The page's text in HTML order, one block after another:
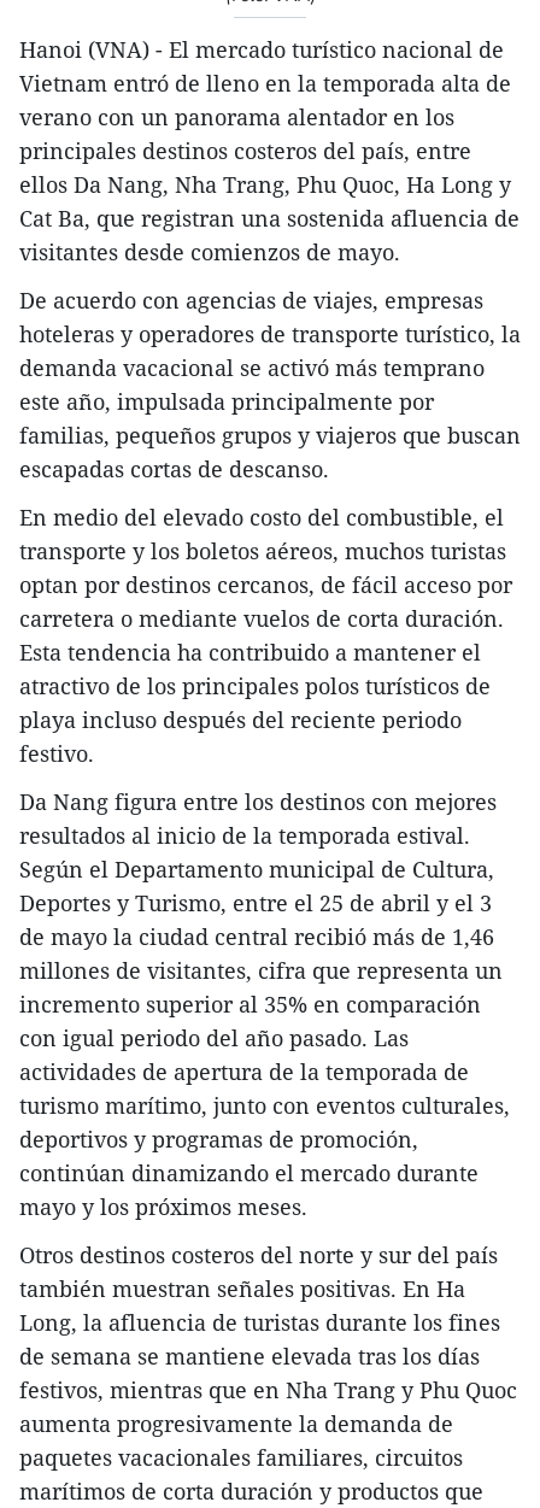
Hanoi (VNA) - El mercado turístico nacional de
Vietnam entró de lleno en la temporada alta de
verano con un panorama alentador en los
principales destinos costeros del país, entre
ellos Da Nang, Nha Trang, Phu Quoc, Ha Long y
Cat Ba, que registran una sostenida afluencia de
visitantes desde comienzos de mayo.
​De acuerdo con agencias de viajes, empresas
hoteleras y operadores de transporte turístico, la
demanda vacacional se activó más temprano
este año, impulsada principalmente por
familias, pequeños grupos y viajeros que buscan
escapadas cortas de descanso.
​En medio del elevado costo del combustible, el
transporte y los boletos aéreos, muchos turistas
optan por destinos cercanos, de fácil acceso por
carretera o mediante vuelos de corta duración.
Esta tendencia ha contribuido a mantener el
atractivo de los principales polos turísticos de
playa incluso después del reciente periodo
festivo.
Da Nang figura entre los destinos con mejores
resultados al inicio de la temporada estival.
Según el Departamento municipal de Cultura,
Deportes y Turismo, entre el 25 de abril y el 3
de mayo la ciudad central recibió más de 1,46
millones de visitantes, cifra que representa un
incremento superior al 35% en comparación
con igual periodo del año pasado. Las
actividades de apertura de la temporada de
turismo marítimo, junto con eventos culturales,
deportivos y programas de promoción,
continúan dinamizando el mercado durante
mayo y los próximos meses.
​Otros destinos costeros del norte y sur del país
también muestran señales positivas. En Ha
Long, la afluencia de turistas durante los fines
de semana se mantiene elevada tras los días
festivos, mientras que en Nha Trang y Phu Quoc
aumenta progresivamente la demanda de
paquetes vacacionales familiares, circuitos
marítimos de corta duración y productos que